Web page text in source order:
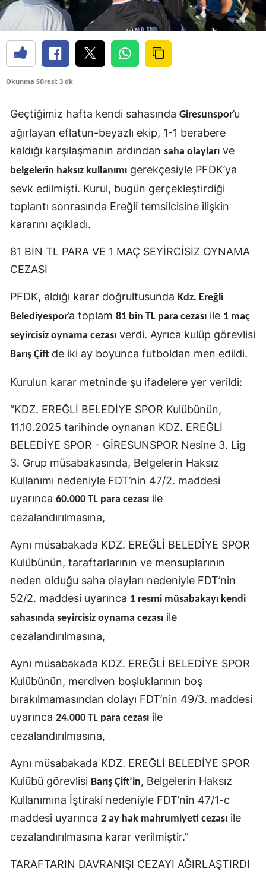
Okunma Süresi: 3 dk
Geçtiğimiz hafta kendi sahasında Giresunspor’u
ağırlayan eflatun-beyazlı ekip, 1-1 berabere
kaldığı karşılaşmanın ardından saha olayları ve
belgelerin haksız kullanımı gerekçesiyle PFDK’ya
sevk edilmişti. Kurul, bugün gerçekleştirdiği
toplantı sonrasında Ereğli temsilcisine ilişkin
kararını açıkladı.
81 BİN TL PARA VE 1 MAÇ SEYİRCİSİZ OYNAMA
CEZASI
PFDK, aldığı karar doğrultusunda Kdz. Ereğli
Belediyespor’a toplam 81 bin TL para cezası ile 1 maç
seyircisiz oynama cezası verdi. Ayrıca kulüp görevlisi
Barış Çift de iki ay boyunca futboldan men edildi.
Kurulun karar metninde şu ifadelere yer verildi:
“KDZ. EREĞLİ BELEDİYE SPOR Kulübünün,
11.10.2025 tarihinde oynanan KDZ. EREĞLİ
BELEDİYE SPOR - GİRESUNSPOR Nesine 3. Lig
3. Grup müsabakasında, Belgelerin Haksız
Kullanımı nedeniyle FDT’nin 47/2. maddesi
uyarınca 60.000 TL para cezası ile
cezalandırılmasına,
Aynı müsabakada KDZ. EREĞLİ BELEDİYE SPOR
Kulübünün, taraftarlarının ve mensuplarının
neden olduğu saha olayları nedeniyle FDT’nin
52/2. maddesi uyarınca 1 resmi müsabakayı kendi
sahasında seyircisiz oynama cezası ile
cezalandırılmasına,
Aynı müsabakada KDZ. EREĞLİ BELEDİYE SPOR
Kulübünün, merdiven boşluklarının boş
bırakılmamasından dolayı FDT’nin 49/3. maddesi
uyarınca 24.000 TL para cezası ile
cezalandırılmasına,
Aynı müsabakada KDZ. EREĞLİ BELEDİYE SPOR
Kulübü görevlisi Barış Çift’in, Belgelerin Haksız
Kullanımına İştiraki nedeniyle FDT’nin 47/1-c
maddesi uyarınca 2 ay hak mahrumiyeti cezası ile
cezalandırılmasına karar verilmiştir.”
TARAFTARIN DAVRANIŞI CEZAYI AĞIRLAŞTIRDI